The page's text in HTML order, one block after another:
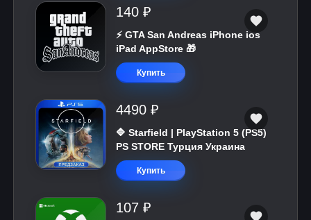
140 ₽
⚡️ GTA San Andreas iPhone ios
iPad AppStore 🎁
Купить
4490 ₽
🔷 Starfield | PlayStation 5 (PS5)
PS STORE Турция Украина
Купить
107 ₽